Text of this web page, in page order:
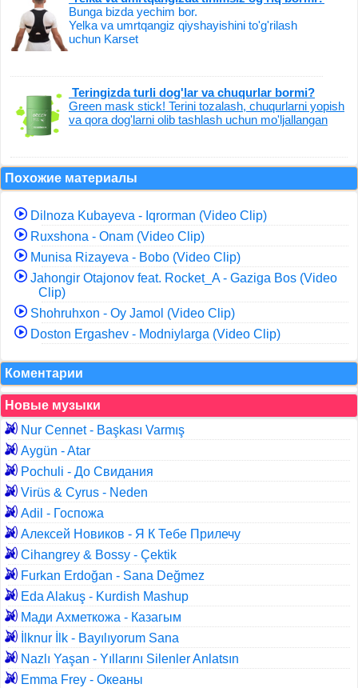
Bunga bizda yechim bor.
Yelka va umrtqangiz qiyshayishini to'g'rilash
uchun Karset
Teringizda turli dog'lar va chuqurlar bormi?
Green mask stick! Terini tozalash, chuqurlarni yopish
va qora dog'larni olib tashlash uchun mo'ljallangan
Похожие материалы
Dilnoza Kubayeva - Iqrorman (Video Clip)
Ruxshona - Onam (Video Clip)
Munisa Rizayeva - Bobo (Video Clip)
Jahongir Otajonov feat. Rocket_A - Gaziga Bos (Video
Clip)
Shohruhxon - Oy Jamol (Video Clip)
Doston Ergashev - Modniylarga (Video Clip)
Коментарии
Новые музыки
Nur Cennet - Başkası Varmış
Aygün - Atar
Pochuli - До Свидания
Virüs & Cyrus - Neden
Adil - Госпожа
Алексей Новиков - Я К Тебе Прилечу
Cihangrey & Bossy - Çektik
Furkan Erdoğan - Sana Değmez
Eda Alakuş - Kurdish Mashup
Мади Ахметкожа - Казагым
İlknur İlk - Bayılıyorum Sana
Nazlı Yaşan - Yıllarını Silenler Anlatsın
Emma Frey - Океаны